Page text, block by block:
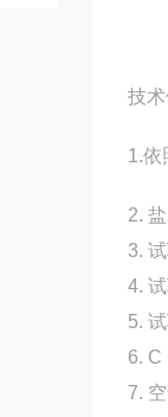
技
1.依
2.
3.
4.
5.
6. C
7.